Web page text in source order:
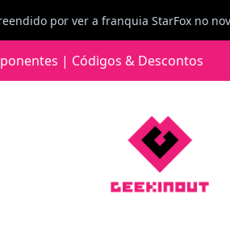
vontade para comprar para a Switch 2 :P
| Códigos & Descontos